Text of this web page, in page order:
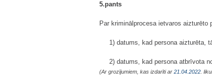
5.pants
Par kriminālprocesa ietvaros
1) datums, kad persona aizturēta,
2) datums, kad persona atbrīvota
(Ar grozījumiem, kas izdarīti ar 21.04.2022.